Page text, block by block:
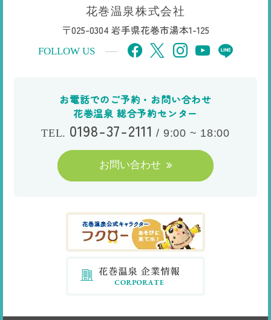
花巻温泉株式会社
〒025-0304 岩手県花巻市湯本1-125
FOLLOW US
お電話でのご予約・お問い合わせ
花巻温泉 総合予約センター
TEL. 0198-37-2111 / 9:00 ~ 18:00
お問い合わせ